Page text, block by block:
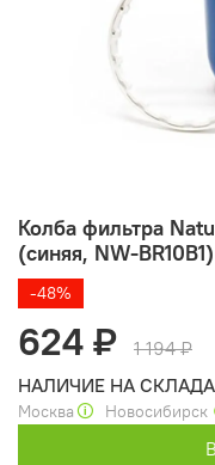
Колба фильтра
(синяя, NW-BR10B1)
-48%
624 ₽
1 194 ₽
НАЛИЧИЕ НА
Москва🛈 Новосибирск